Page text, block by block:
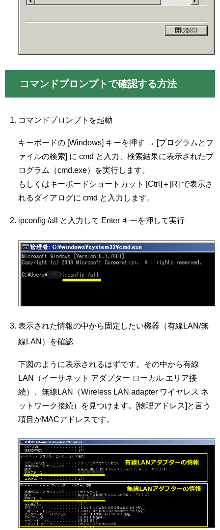
コマンドプロンプトで確認する方法
コマンドプロンプトを起動
キーボードの [Windows] キーを押す → [プログラムとフ
ァイルの検索] に cmd と入力、検索結果に表示されたプ
ログラム（cmd.exe）を実行します。
もしくはキーボードショートカット [Ctrl]＋[R] で表示さ
れるダイアログに cmd と入力します。
ipconfig /all と入力して Enter キーを押して実行
表示された情報の中から固定したい機器（有線LAN/無
線LAN）を確認
下図のように表示されるはずです。その中から有線
LAN（イーサネット アダプター ローカル エリア接
続）、無線LAN（Wireless LAN adapter ワイヤレス ネ
ットワーク接続）を見つけます。[物理アドレス]と言う
項目がMACアドレスです。